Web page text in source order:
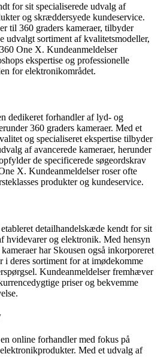
for sit specialiserede udvalg af
og skræddersyede kundeservice.
til 360 graders kameraer, tilbyder
udvalgt sortiment af kvalitetsmodeller,
One X. Kundeanmeldelser
ekspertise og professionelle
for elektronikområdet.
dedikeret forhandler af lyd- og
360 graders kameraer. Med et
og specialiseret ekspertise tilbyder
af avancerede kameraer, herunder
de specificerede søgeordskrav
X. Kundeanmeldelser roser ofte
produkter og kundeservice.
etableret detailhandelskæde kendt for sit
hvidevarer og elektronik. Med hensyn
har Skousen også inkorporeret
i deres sortiment for at imødekomme
Kundeanmeldelser fremhæver
priser og bekvemme
online forhandler med fokus på
Med et udvalg af